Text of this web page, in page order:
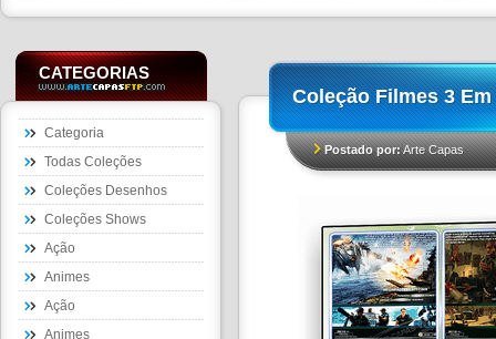
CATEGORIAS
Categoria
Todas Coleções
Coleções Desenhos
Coleções Shows
Ação
Animes
Ação
Animes
Coleção Filmes 3 Em
Postado por:Arte Capas